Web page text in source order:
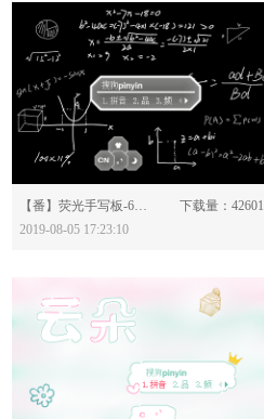
分享：
【番】荧光手写板-603875
下载量：42601
2019-08-05 17:23:10